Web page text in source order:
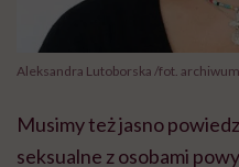
Aleksandra Lutoborska /fot.
Musimy też jasno
seksualne z osobami